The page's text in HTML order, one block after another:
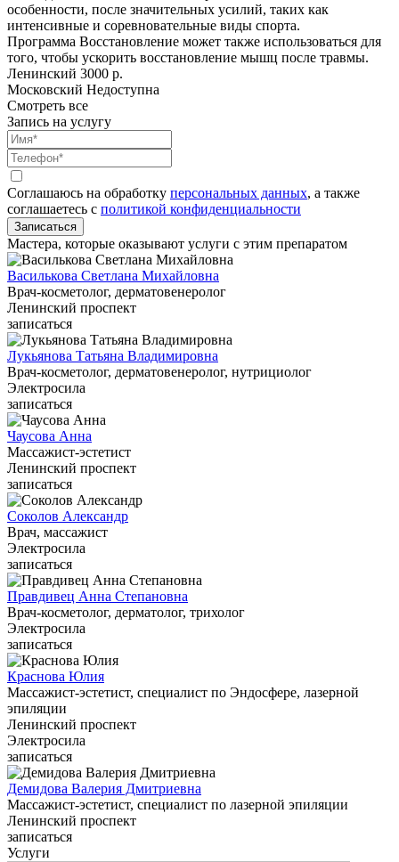
особенности, после значительных усилий, таких как
интенсивные и соревновательные виды спорта.
Программа Восстановление может также использоваться для
того, чтобы ускорить восстановление мышц после травмы.
Ленинский 3000 р.
Московский Недоступна
Смотреть все
Запись на услугу
Соглашаюсь на обработку персональных данных, а также
соглашаетесь c политикой конфиденциальности
Записаться
Мастера, которые оказывают услуги с этим препаратом
Василькова Светлана Михайловна
Врач-косметолог, дерматовенеролог
Ленинский проспект
записаться
Лукьянова Татьяна Владимировна
Врач-косметолог, дерматовенеролог, нутрициолог
Электросила
записаться
Чаусова Анна
Массажист-эстетист
Ленинский проспект
записаться
Соколов Александр
Врач, массажист
Электросила
записаться
Правдивец Анна Степановна
Врач-косметолог, дерматолог, трихолог
Электросила
записаться
Краснова Юлия
Массажист-эстетист, специалист по Эндосфере, лазерной
эпиляции
Ленинский проспект
Электросила
записаться
Демидова Валерия Дмитриевна
Массажист-эстетист, специалист по лазерной эпиляции
Ленинский проспект
записаться
Услуги